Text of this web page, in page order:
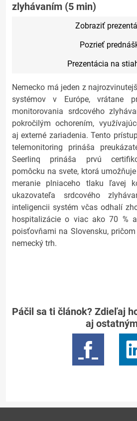
zlyhávaním (5 min)
Zobraziť
Pozrieť
Prezentácia na
Nemecko má jeden z
systémov v Európe, vrátane
monitorovania srdcového
pokročilým ochorením,
aj externé zariadenia. Tento
telemonitoring prináša
Seerlinq prináša prvú
pomôcku na svete, ktorá
meranie plniaceho tlaku ľavej
ukazovateľa srdcového
inteligencii systém včas odhalí
hospitalizácie o viac ako 70 %
poisťovňami na Slovensku,
nemecký trh.
Páčil sa ti článok? Zdieľaj
aj